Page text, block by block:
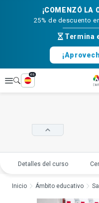
¡COMENZÓ LA
25% de descuento
Termina
Explorar
es
Detalles del curso
Inicio Ámbito educativo